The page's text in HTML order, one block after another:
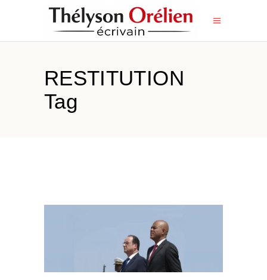
RESTITUTION
Tag